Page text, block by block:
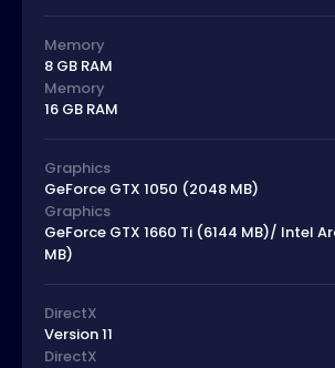
Memory
8 GB RAM
Memory
16 GB RAM
Graphics
GeForce GTX 1050 (2048 MB)
Graphics
GeForce GTX 1660 Ti (6144 MB)/ Intel
MB)
DirectX
Version 11
DirectX